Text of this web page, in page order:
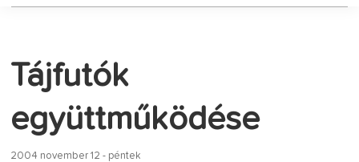
Tájfutók
együttműködése
2004 november 12 - péntek